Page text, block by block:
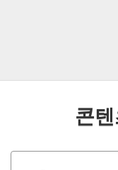
게 높일 수 있습
콘